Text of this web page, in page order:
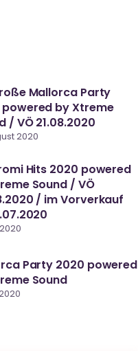
Mallorca Party
by Xtreme
/ VÖ 21.08.2020
2020
Hits 2020 powered
Sound / VÖ
/ im Vorverkauf
Party 2020 powered
Sound